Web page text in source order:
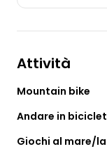
Attività
Mountain bike
Andare in
Giochi al mare/